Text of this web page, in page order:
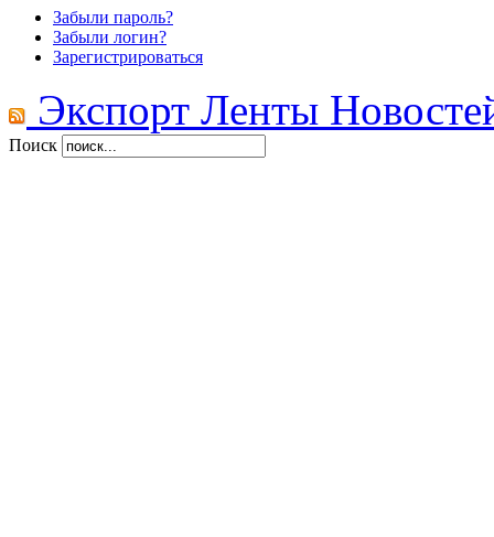
Забыли пароль?
Забыли логин?
Зарегистрироваться
Экспорт Ленты
Поиск